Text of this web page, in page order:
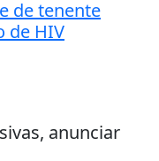
de tenente
de HIV
anunciar